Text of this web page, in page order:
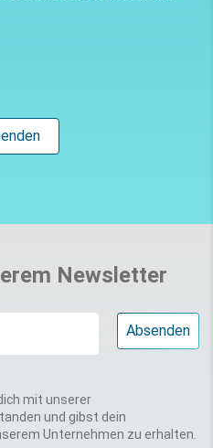
Newsletter
mit unserer
und gibst dein
Unternehmen zu erhalten.